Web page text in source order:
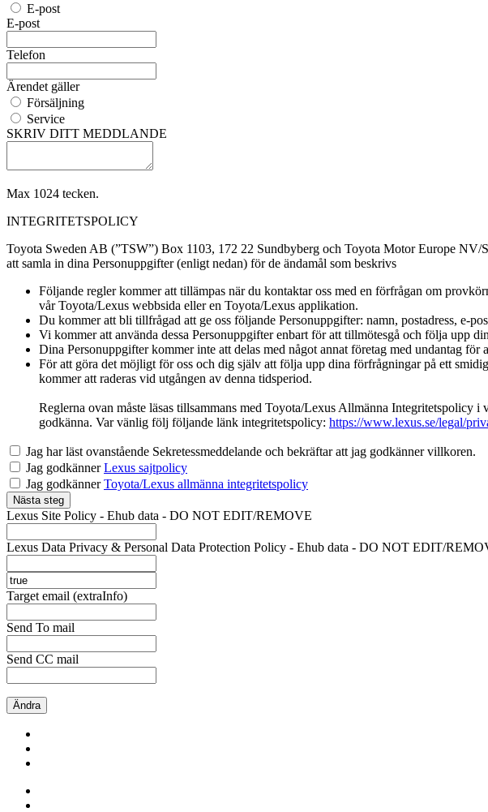
E-post
E-post
Telefon
Ärendet gäller
Försäljning
Service
SKRIV DITT MEDDLANDE
Max 1024 tecken.
INTEGRITETSPOLICY
Toyota Sweden AB (”TSW”) Box 1103, 172 22 Sundbyberg och Toyota Motor Europe
att samla in dina Personuppgifter (enligt nedan) för de ändamål som beskrivs
Följande regler kommer att tillämpas när du kontaktar oss med en förfrågan om
vår Toyota/Lexus webbsida eller en Toyota/Lexus applikation.
Du kommer att bli tillfrågad att ge oss följande Personuppgifter: namn, postadress, e-
Vi kommer att använda dessa Personuppgifter enbart för att tillmötesgå och följa upp
Dina Personuppgifter kommer inte att delas med något annat företag med undantag
För att göra det möjligt för oss och dig själv att följa upp dina förfrågningar på ett
kommer att raderas vid utgången av denna tidsperiod.
Reglerna ovan måste läsas tillsammans med Toyota/Lexus Allmänna Integritetspolicy
godkänna. Var vänlig följ följande länk integritetspolicy: https://www.lexus.se/legal/
Jag har läst ovanstående Sekretessmeddelande och bekräftar att jag godkänner villkoren.
Jag godkännerLexus sajtpolicy
Jag godkännerToyota/Lexus allmänna integritetspolicy
Nästa steg
Lexus Site Policy - Ehub data - DO NOT EDIT/REMOVE
Lexus Data Privacy & Personal Data Protection Policy - Ehub data - DO NOT EDIT/
Target email (extraInfo)
Send To mail
Send CC mail
Ändra